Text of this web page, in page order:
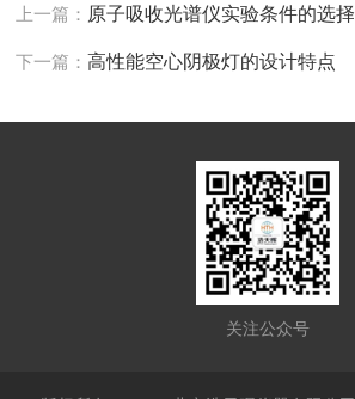
上一篇： 原子吸收光谱仪实验条件的选择
下一篇：高性能空心阴极灯的设计特点
关注公众号